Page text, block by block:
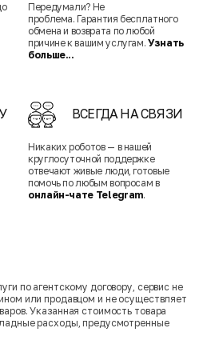
Передумали? Не
проблема. Гарантия бесплатного
обмена и возврата по любой
причине к вашим услугам. Узнать
больше...
ВСЕГДА НА СВЯЗИ
Никаких роботов — в нашей
круглосуточной поддержке
отвечают живые люди, готовые
помочь по любым вопросам в
онлайн-чате Telegram.
по агентскому договору, сервис не
или продавцом и не осуществляет
Указанная стоимость товара
расходы, предусмотренные